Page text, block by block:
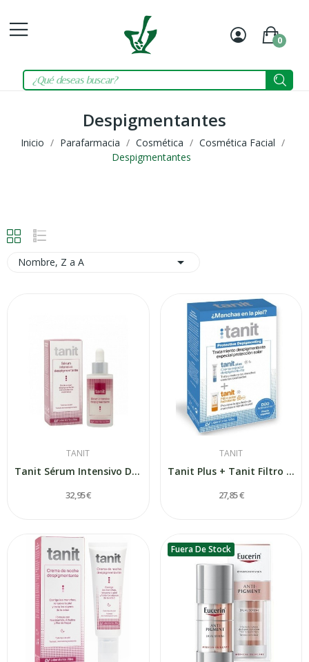
Mi
0
Despigmentantes
Inicio Parafarmacia Cosmética
Cosmética Facial
Despigmentantes
Nombre, Z a A 
TANIT
Tanit Sérum Intensivo Despigmentante 30 ml
32,95 €
TANIT
Tanit Plus + Tanit Filtro Solar 15ml+50ml
27,85 €
Fuera De Stock